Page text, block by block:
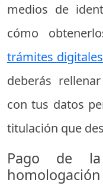
medios de
cómo
trámites
deberás
con tus datos
titulación que
Pago de
homologación